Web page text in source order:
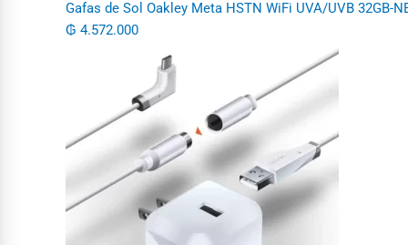
Gafas de Sol Oakley Meta HSTN WiFi UVA/UVB 32GB-
₲ 4.572.000